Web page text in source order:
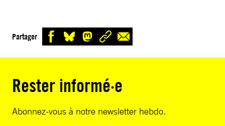
Partager
Rester informé·e
Abonnez-vous à notre newsletter hebdo.